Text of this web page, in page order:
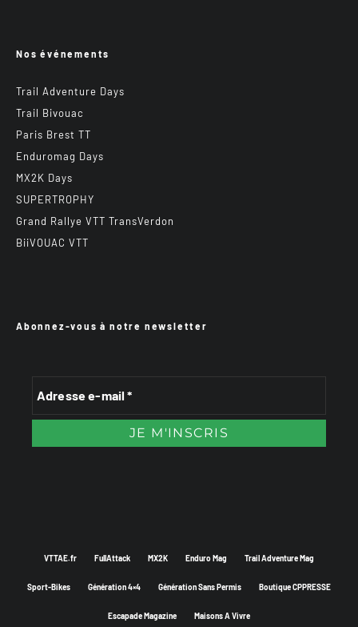
Nos événements
Trail Adventure Days
Trail Bivouac
Paris Brest TT
Enduromag Days
MX2K Days
SUPERTROPHY
Grand Rallye VTT TransVerdon
BiiVOUAC VTT
Abonnez-vous à notre newsletter
VTTAE.fr FullAttack MX2K Enduro Mag Trail Adventure Mag
Sport-Bikes Génération 4×4 Génération Sans Permis Boutique CPPRESSE
Escapade Magazine Maisons A Vivre